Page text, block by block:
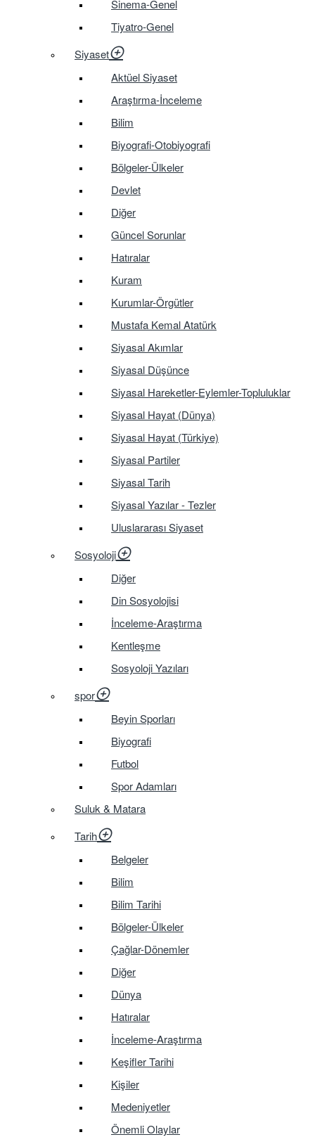
Sinema-Genel
Tiyatro-Genel
Siyaset
Aktüel Siyaset
Araştırma-İnceleme
Bilim
Biyografi-Otobiyografi
Bölgeler-Ülkeler
Devlet
Diğer
Güncel Sorunlar
Hatıralar
Kuram
Kurumlar-Örgütler
Mustafa Kemal Atatürk
Siyasal Akımlar
Siyasal Düşünce
Siyasal Hareketler-Eylemler-Topluluklar
Siyasal Hayat (Dünya)
Siyasal Hayat (Türkiye)
Siyasal Partiler
Siyasal Tarih
Siyasal Yazılar - Tezler
Uluslararası Siyaset
Sosyoloji
Diğer
Din Sosyolojisi
İnceleme-Araştırma
Kentleşme
Sosyoloji Yazıları
spor
Beyin Sporları
Biyografi
Futbol
Spor Adamları
Suluk & Matara
Tarih
Belgeler
Bilim
Bilim Tarihi
Bölgeler-Ülkeler
Çağlar-Dönemler
Diğer
Dünya
Hatıralar
İnceleme-Araştırma
Keşifler Tarihi
Kişiler
Medeniyetler
Önemli Olaylar